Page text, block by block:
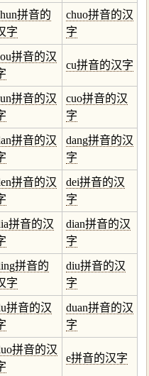
拼音的
字
chuo拼音的汉
字
拼音的汉
cu拼音的汉字
拼音的汉
cuo拼音的汉
字
拼音的汉
dang拼音的汉
字
拼音的汉
dei拼音的汉
字
拼音的汉
dian拼音的汉
字
拼音的
字
diu拼音的汉
字
拼音的汉
duan拼音的汉
字
拼音的汉
e拼音的汉字